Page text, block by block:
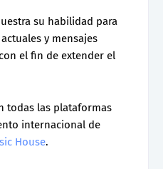
su habilidad para
y mensajes
el fin de extender el
todas las plataformas
internacional de
House.